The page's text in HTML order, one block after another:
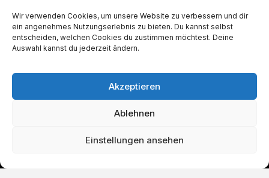
Wir verwenden Cookies, um unsere Website zu verbessern und dir
ein angenehmes Nutzungserlebnis zu bieten. Du kannst selbst
entscheiden, welchen Cookies du zustimmen möchtest. Deine
Auswahl kannst du jederzeit ändern.
Akzeptieren
Ablehnen
Einstellungen ansehen
€28,99